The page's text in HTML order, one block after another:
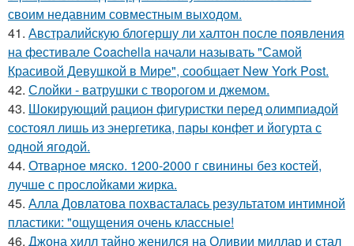
своим недавним совместным выходом.
41. Австралийскую блогершу ли халтон после появления
на фестивале Coachella начали называть "Самой
Красивой Девушкой в Мире", сообщает New York Post.
42. Слойки - ватрушки с творогом и джемом.
43. Шокирующий рацион фигуристки перед олимпиадой
состоял лишь из энергетика, пары конфет и йогурта с
одной ягодой.
44. Отварное мяско. 1200-2000 г свинины без костей,
лучше с прослойками жирка.
45. Алла Довлатова похвасталась результатом интимной
пластики: "ощущения очень классные!
46. Джона хилл тайно женился на Оливии миллар и стал